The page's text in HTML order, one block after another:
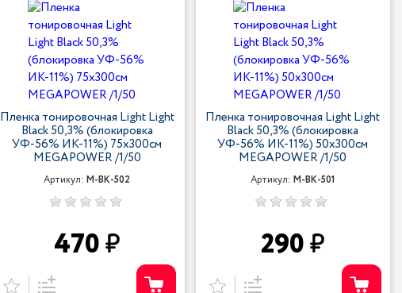
Пленка тонировочная Light Light
Black 50,3% (блокировка
УФ-56% ИК-11%) 75х300см
MEGAPOWER /1/50
Артикул:M-BK-502
470
Пленка тонировочная Light Light
Black 50,3% (блокировка
УФ-56% ИК-11%) 50х300см
MEGAPOWER /1/50
Артикул:M-BK-501
290